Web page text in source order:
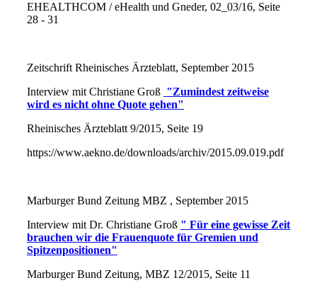
EHEALTHCOM / eHealth und Gneder, 02_03/16, Seite
28 - 31
Zeitschrift Rheinisches Ärzteblatt, September 2015
Interview mit Christiane Groß "Zumindest zeitweise
wird es nicht ohne Quote gehen"
Rheinisches Ärzteblatt 9/2015, Seite 19
https://www.aekno.de/downloads/archiv/2015.09.019.pdf
Marburger Bund Zeitung MBZ , September 2015
Interview mit Dr. Christiane Groß " Für eine gewisse Zeit
brauchen wir die Frauenquote für Gremien und
Spitzenpositionen"
Marburger Bund Zeitung, MBZ 12/2015, Seite 11